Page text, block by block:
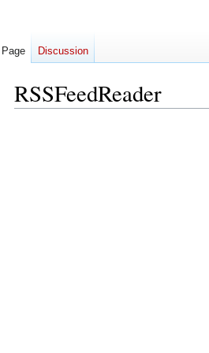
RSSFeedReader
Page Discussion